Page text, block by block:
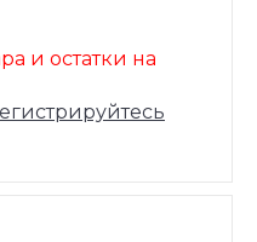
и остатки на